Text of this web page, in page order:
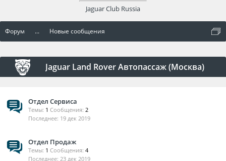
Форум ... Новые сообщения
Jaguar Land Rover Автопассаж (Москва)
Отдел Сервиса
Темы: 1 Сообщения: 2
19 дек 2019
Отдел Продаж
Темы: 1 Сообщения: 4
23 дек 2019
Jaguar Club Russia
оват